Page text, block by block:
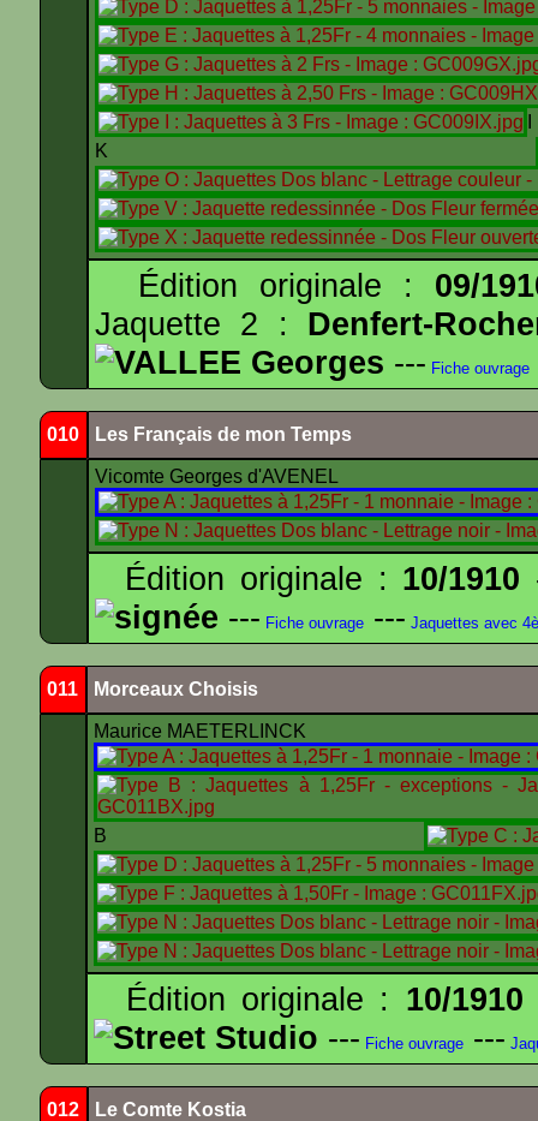
K
Édition originale : 09/
Jaquette 2 : Denfert-
VALLEE Georges --- Fiche ouvrage
010 Les Français de mon Temps
Vicomte Georges d'AVENEL
Édition originale : 10/1910
signée --- Fiche ouvrage --- Jaquettes avec
011 Morceaux Choisis
Maurice MAETERLINCK
B
Édition originale : 10/1910
Street Studio --- Fiche ouvrage ---
012 Le Comte Kostia